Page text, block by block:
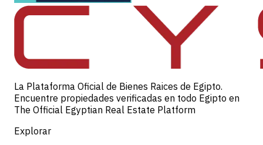
La Plataforma Oficial de Bienes Raices de Egipto.
Encuentre propiedades verificadas en todo Egipto en
The Official Egyptian Real Estate Platform
Explorar